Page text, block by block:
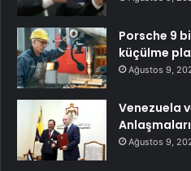
Porsche 9
küçülme
Ağustos 9,
Venezuela
Anlaşmaları
Ağustos 9,